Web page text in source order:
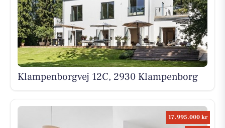
Klampenborgvej 12C, 2930 Klampenborg
17.995.000 kr